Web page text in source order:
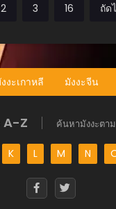
2 3 16 ถัด
งะเกาหลี มังงะจีน
A-Z ค้นหามังงะตา
K L M N